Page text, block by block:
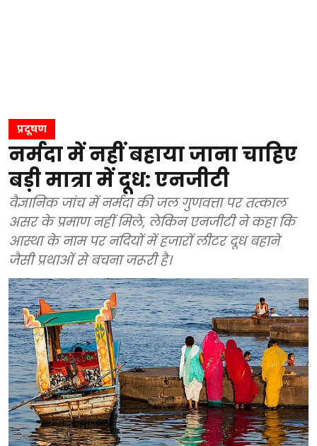
प्रदूषण
नर्मदा में नहीं बहाया जाना चाहिए
बड़ी मात्रा में दूध: एनजीटी
वैज्ञानिक जांच में नर्मदा की जल गुणवत्ता पर तत्काल
असर के प्रमाण नहीं मिले, लेकिन एनजीटी ने कहा कि
आस्था के नाम पर नदियों में हजारों लीटर दूध बहाने
जैसी प्रथाओं से बचना जरूरी है।